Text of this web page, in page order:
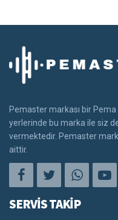
Pemaster markası bir Pema
yerlerinde bu marka ile siz
vermektedir. Pemaster
aittir.
SERVİS TAKİP